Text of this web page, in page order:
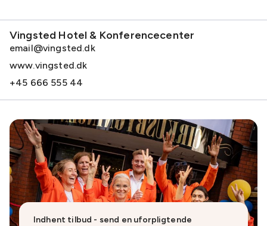
Vingsted Hotel & Konferencecenter
email@vingsted.dk
www.vingsted.dk
+45 666 555 44
Indhent tilbud - send en uforpligtende